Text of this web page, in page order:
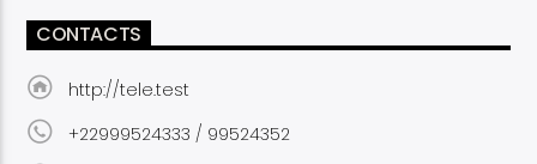
CONTACTS
http://tele.test
+22999524333 / 99524352